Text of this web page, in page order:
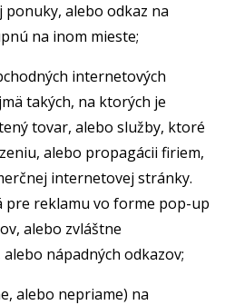
ponuky, alebo odkaz na
na inom mieste;
internetových
takých, na ktorých je
tovar, alebo služby, ktoré
alebo propagácii firiem,
internetovej stránky.
pre reklamu vo forme pop-up
alebo zvláštne
nápadných odkazov;
alebo nepriame) na